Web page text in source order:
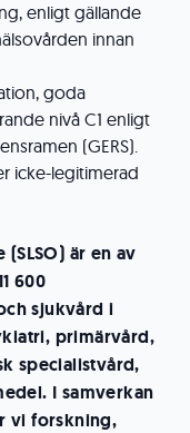
enligt gällande
innan
goda
nivå C1 enligt
(GERS).
icke-legitimerad
är en av
600
sjukvård i
primärvård,
specialistvård,
I samverkan
vi forskning,